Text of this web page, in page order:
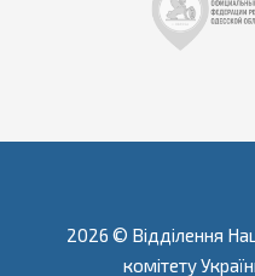
2026 © Відділення
комітету